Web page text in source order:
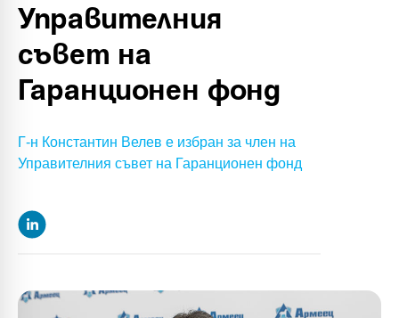
Управителния
съвет на
Гаранционен фонд
Г-н Константин Велев е избран за член на
Управителния съвет на Гаранционен фонд